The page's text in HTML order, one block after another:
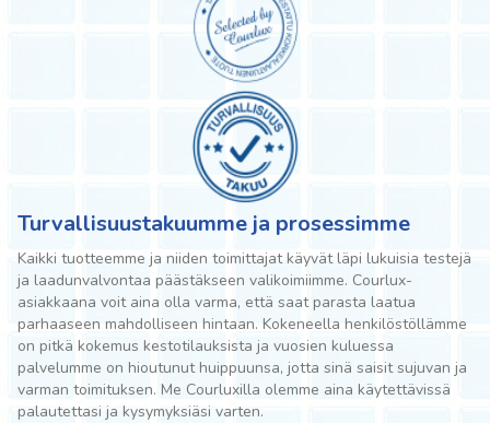
Turvallisuustakuumme ja prosessimme
Kaikki tuotteemme ja niiden toimittajat käyvät läpi lukuisia testejä
ja laadunvalvontaa päästäkseen valikoimiimme. Courlux-
asiakkaana voit aina olla varma, että saat parasta laatua
parhaaseen mahdolliseen hintaan. Kokeneella henkilöstöllämme
on pitkä kokemus kestotilauksista ja vuosien kuluessa
palvelumme on hioutunut huippuunsa, jotta sinä saisit sujuvan ja
varman toimituksen. Me Courluxilla olemme aina käytettävissä
palautettasi ja kysymyksiäsi varten.